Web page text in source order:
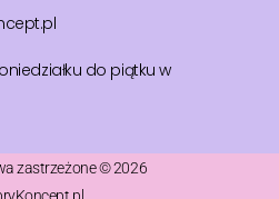
do piątku w
zastrzeżone © 2026